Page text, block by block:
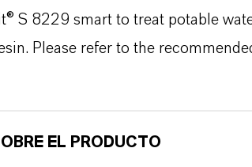
S 8229 smart to treat potable
Please refer to the
EL PRODUCTO